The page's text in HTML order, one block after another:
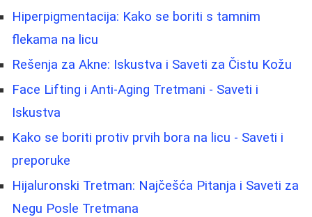
Hiperpigmentacija: Kako se boriti s tamnim
flekama na licu
Rešenja za Akne: Iskustva i Saveti za Čistu Kožu
Face Lifting i Anti-Aging Tretmani - Saveti i
Iskustva
Kako se boriti protiv prvih bora na licu - Saveti i
preporuke
Hijaluronski Tretman: Najčešća Pitanja i Saveti za
Negu Posle Tretmana